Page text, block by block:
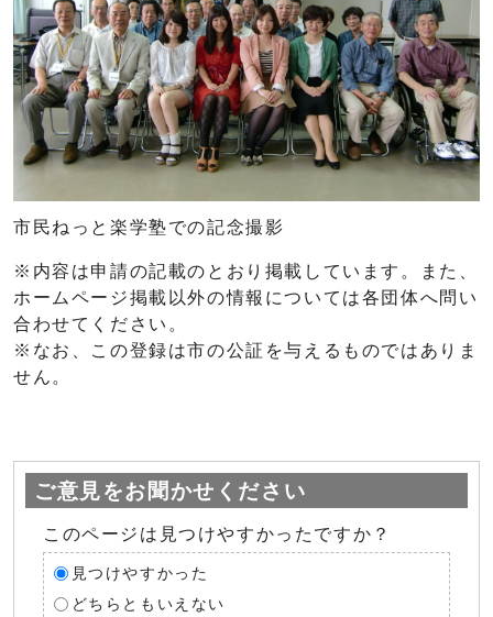
市民ねっと楽学塾での記念撮影
※内容は申請の記載のとおり掲載しています。また、
ホームページ掲載以外の情報については各団体へ問い
合わせてください。
※なお、この登録は市の公証を与えるものではありま
せん。
ご意見をお聞かせください
このページは見つけやすかったですか？
見つけやすかった
どちらともいえない